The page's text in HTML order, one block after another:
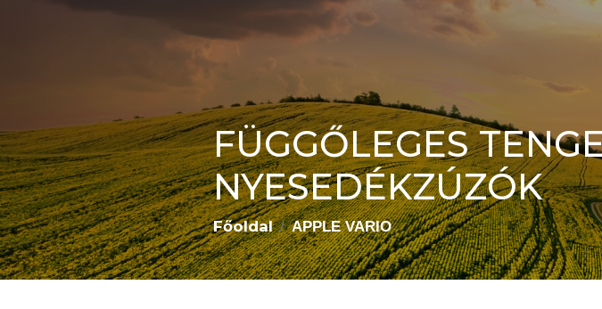
FÜGGŐLEGES
NYESEDÉKZÚZÓK
Főoldal APPLE VARIO